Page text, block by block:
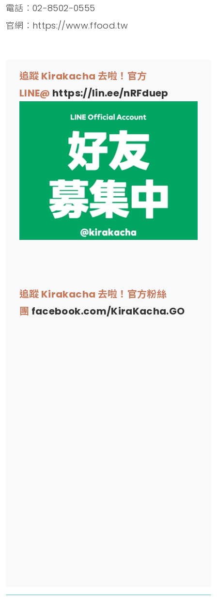
電話：02-8502-0555
官網：https://www.ffood.tw
追蹤 Kirakacha 去啦！官方
LINE@ https://lin.ee/nRFduep
追蹤 Kirakacha 去啦！官方粉絲
團 facebook.com/KiraKacha.GO